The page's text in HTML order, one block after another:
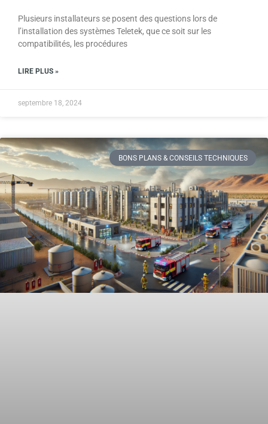
Plusieurs installateurs se posent des questions lors de
l’installation des systèmes Teletek, que ce soit sur les
compatibilités, les procédures
LIRE PLUS »
septembre 18, 2024
BONS PLANS & CONSEILS TECHNIQUES